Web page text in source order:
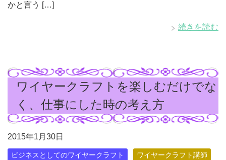
かと言う […]
続きを読む
ワイヤークラフトを楽しむだけでな
く、仕事にした時の考え方
2015年1月30日
ビジネスとしてのワイヤークラフト ワイヤークラフト講師